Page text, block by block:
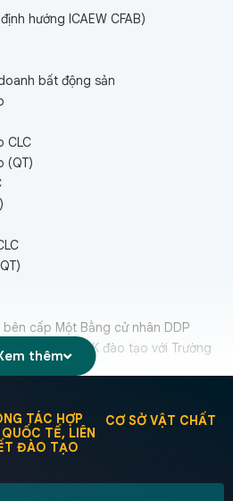
hướng ICAEW CFAB)
bất động sản
CLC
(QT)
cấp Một Bằng cử nhân DDP
Tài chính (CTLK đào tạo với Trường
thêm
TÁC HỢP
TẾ, LIÊN
ĐÀO TẠO
CƠ SỞ VẬT CHẤT